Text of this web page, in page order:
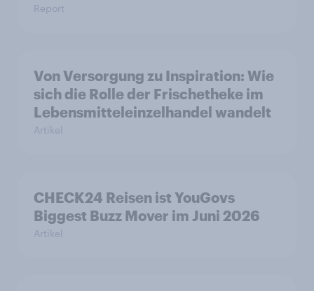
Report
Von Versorgung zu Inspiration: Wie
sich die Rolle der Frischetheke im
Lebensmitteleinzelhandel wandelt
Artikel
CHECK24 Reisen ist YouGovs
Biggest Buzz Mover im Juni 2026
Artikel